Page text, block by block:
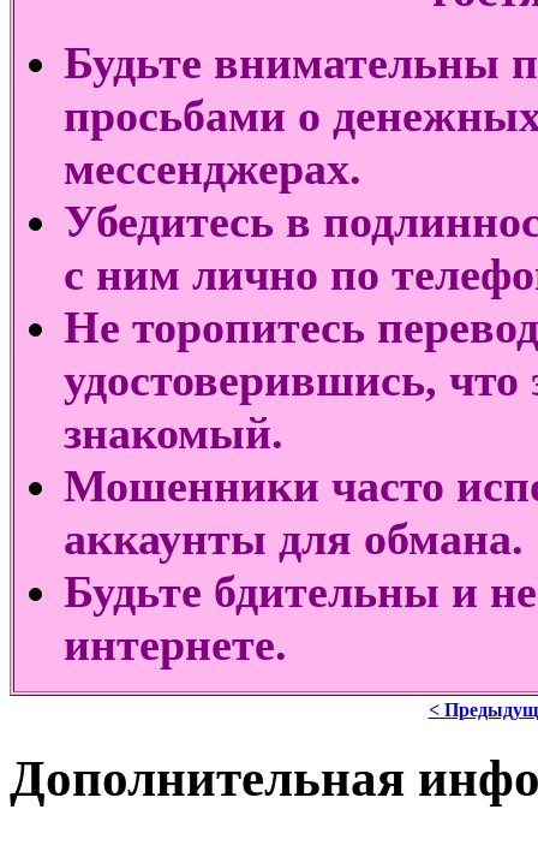
Будьте внимательны
просьбами о
мессенджерах.
Убедитесь в
с ним лично по
Не торопитесь
удостоверившись,
знакомый.
Мошенники часто
аккаунты для обмана.
Будьте бдительны и
интернете.
<
Дополнительная